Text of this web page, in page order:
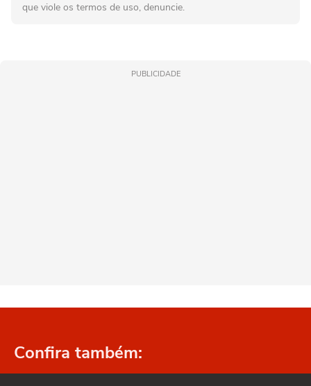
que viole os termos de uso, denuncie.
PUBLICIDADE
Confira também: